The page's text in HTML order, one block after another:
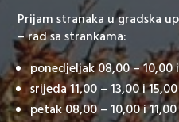
Prijam stranaka u gradska
– rad sa strankama:
ponedjeljak 08,00 – 10,00
srijeda 11,00 – 13,00 i
petak 08,00 – 10,00 i